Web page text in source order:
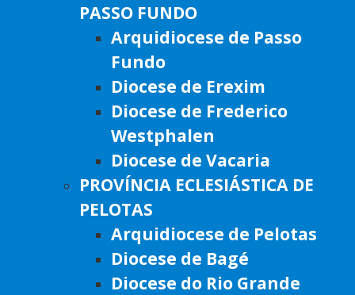
PASSO FUNDO
Arquidiocese de Passo
Fundo
Diocese de Erexim
Diocese de Frederico
Westphalen
Diocese de Vacaria
PROVÍNCIA ECLESIÁSTICA DE
PELOTAS
Arquidiocese de Pelotas
Diocese de Bagé
Diocese do Rio Grande